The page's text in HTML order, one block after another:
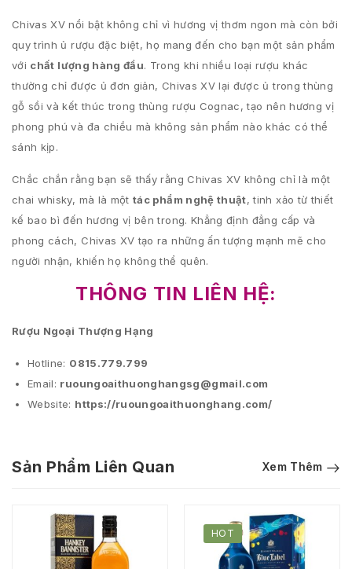
Chivas XV nổi bật không chỉ vì hương vị thơm ngon mà còn bởi
quy trình ủ rượu đặc biệt, họ mang đến cho bạn một sản phẩm
với chất lượng hàng đầu. Trong khi nhiều loại rượu khác
thường chỉ được ủ đơn giản, Chivas XV lại được ủ trong thùng
gỗ sồi và kết thúc trong thùng rượu Cognac, tạo nên hương vị
phong phú và đa chiều mà không sản phẩm nào khác có thể
sánh kịp.
Chắc chắn rằng bạn sẽ thấy rằng Chivas XV không chỉ là một
chai whisky, mà là mộttác phẩm nghệ thuật, tinh xảo từ thiết
kế bao bì đến hương vị bên trong. Khẳng định đẳng cấp và
phong cách, Chivas XV tạo ra những ấn tượng mạnh mẽ cho
người nhận, khiến họ không thể quên.
THÔNG TIN LIÊN HỆ:
Rượu Ngoại Thượng Hạng
Hotline: 0815.779.799
Email: ruoungoaithuonghangsg@gmail.com
Website: https://ruoungoaithuonghang.com/
Sản Phẩm Liên Quan Xem Thêm
HOT